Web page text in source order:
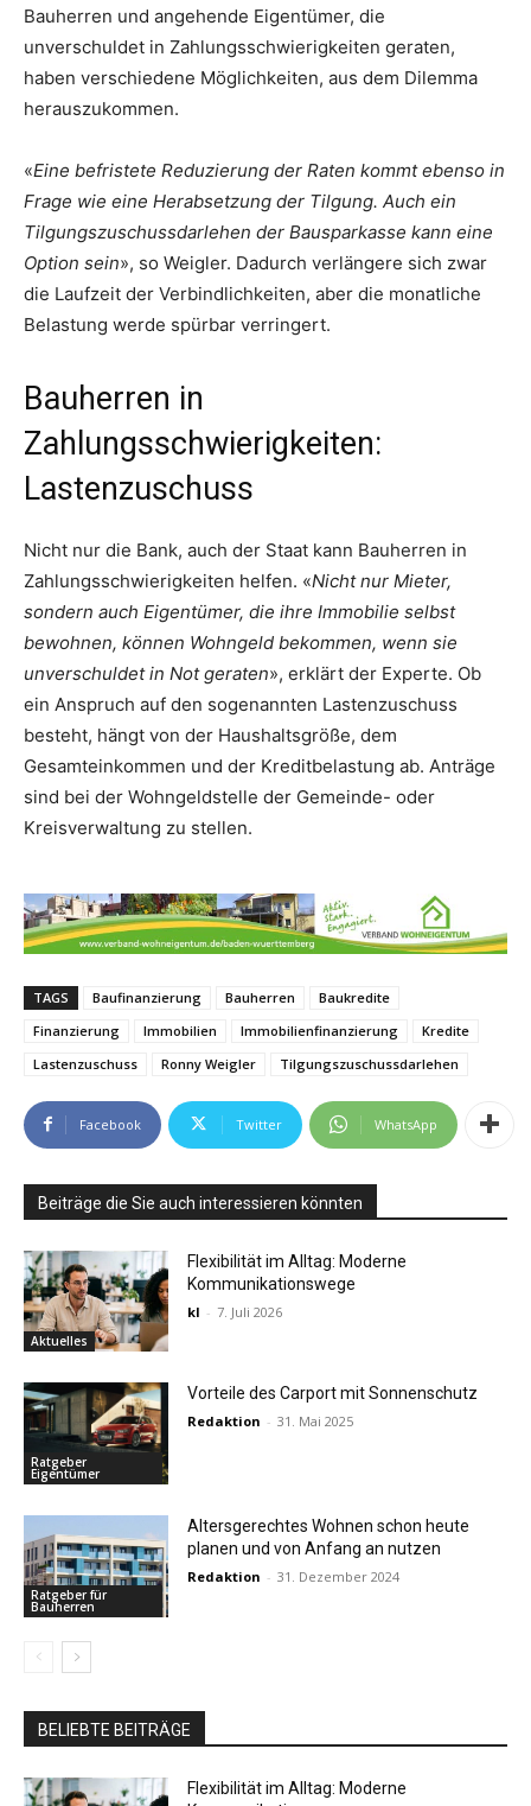
Bauherren und angehende Eigentümer, die
unverschuldet in Zahlungsschwierigkeiten geraten,
haben verschiedene Möglichkeiten, aus dem Dilemma
herauszukommen.
«Eine befristete Reduzierung der Raten kommt ebenso in
Frage wie eine Herabsetzung der Tilgung. Auch ein
Tilgungszuschussdarlehen der Bausparkasse kann eine
Option sein», so Weigler. Dadurch verlängere sich zwar
die Laufzeit der Verbindlichkeiten, aber die monatliche
Belastung werde spürbar verringert.
Bauherren in
Zahlungsschwierigkeiten:
Lastenzuschuss
Nicht nur die Bank, auch der Staat kann Bauherren in
Zahlungsschwierigkeiten helfen. «Nicht nur Mieter,
sondern auch Eigentümer, die ihre Immobilie selbst
bewohnen, können Wohngeld bekommen, wenn sie
unverschuldet in Not geraten», erklärt der Experte. Ob
ein Anspruch auf den sogenannten Lastenzuschuss
besteht, hängt von der Haushaltsgröße, dem
Gesamteinkommen und der Kreditbelastung ab. Anträge
sind bei der Wohngeldstelle der Gemeinde- oder
Kreisverwaltung zu stellen.
TAGS Baufinanzierung Bauherren
Baukredite
Finanzierung
Immobilien Immobilienfinanzierung
Kredite
Lastenzuschuss
Ronny Weigler Tilgungszuschussdarlehen
Facebook Twitter WhatsApp
Beiträge die Sie auch interessieren könnten
Aktuelles
Flexibilität im Alltag: Moderne
Kommunikationswege
kl - 7. Juli 2026
Ratgeber
Eigentümer
Vorteile des Carport mit Sonnenschutz
Redaktion - 31. Mai 2025
Ratgeber für
Bauherren
Altersgerechtes Wohnen schon heute
planen und von Anfang an nutzen
Redaktion - 31. Dezember 2024
BELIEBTE BEITRÄGE
Flexibilität im Alltag: Moderne